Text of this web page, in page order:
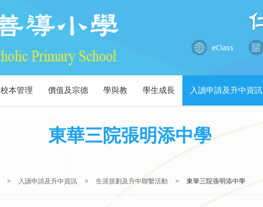
eClass
校本管理 價值及宗德 學與教 學生成長 入讀申請及升中資訊
東華三院張明添中學
> 入讀申請及升中資訊 > 生涯規劃及升中聯繫活動 > 東華三院張明添中學